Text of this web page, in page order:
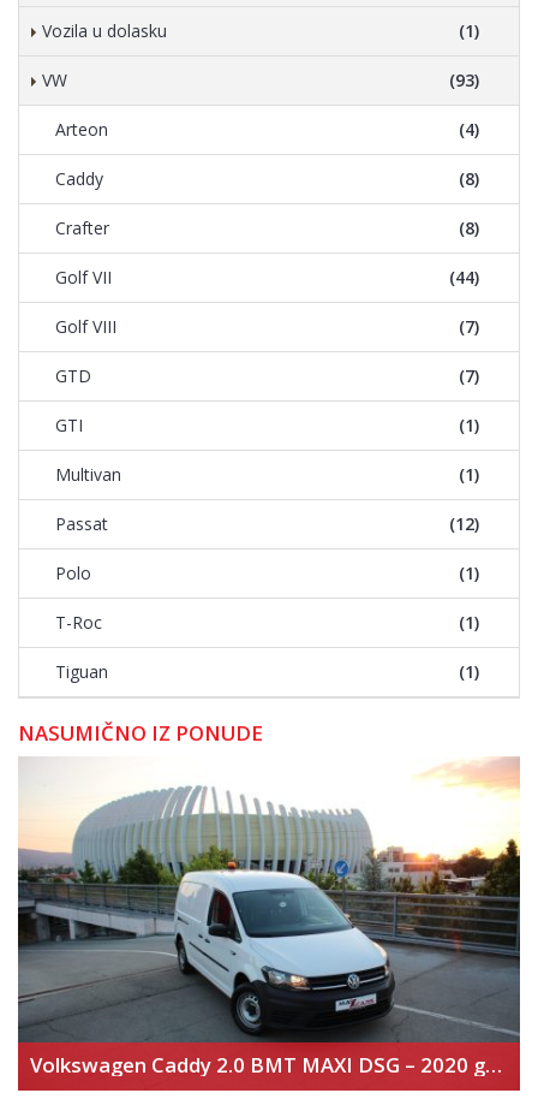
Vozila u dolasku (1)
VW (93)
Arteon (4)
Caddy (8)
Crafter (8)
Golf VII (44)
Golf VIII (7)
GTD (7)
GTI (1)
Multivan (1)
Passat (12)
Polo (1)
T-Roc (1)
Tiguan (1)
NASUMIČNO IZ PONUDE
Volkswagen Caddy 2.0 BMT MAXI DSG – 2020 god